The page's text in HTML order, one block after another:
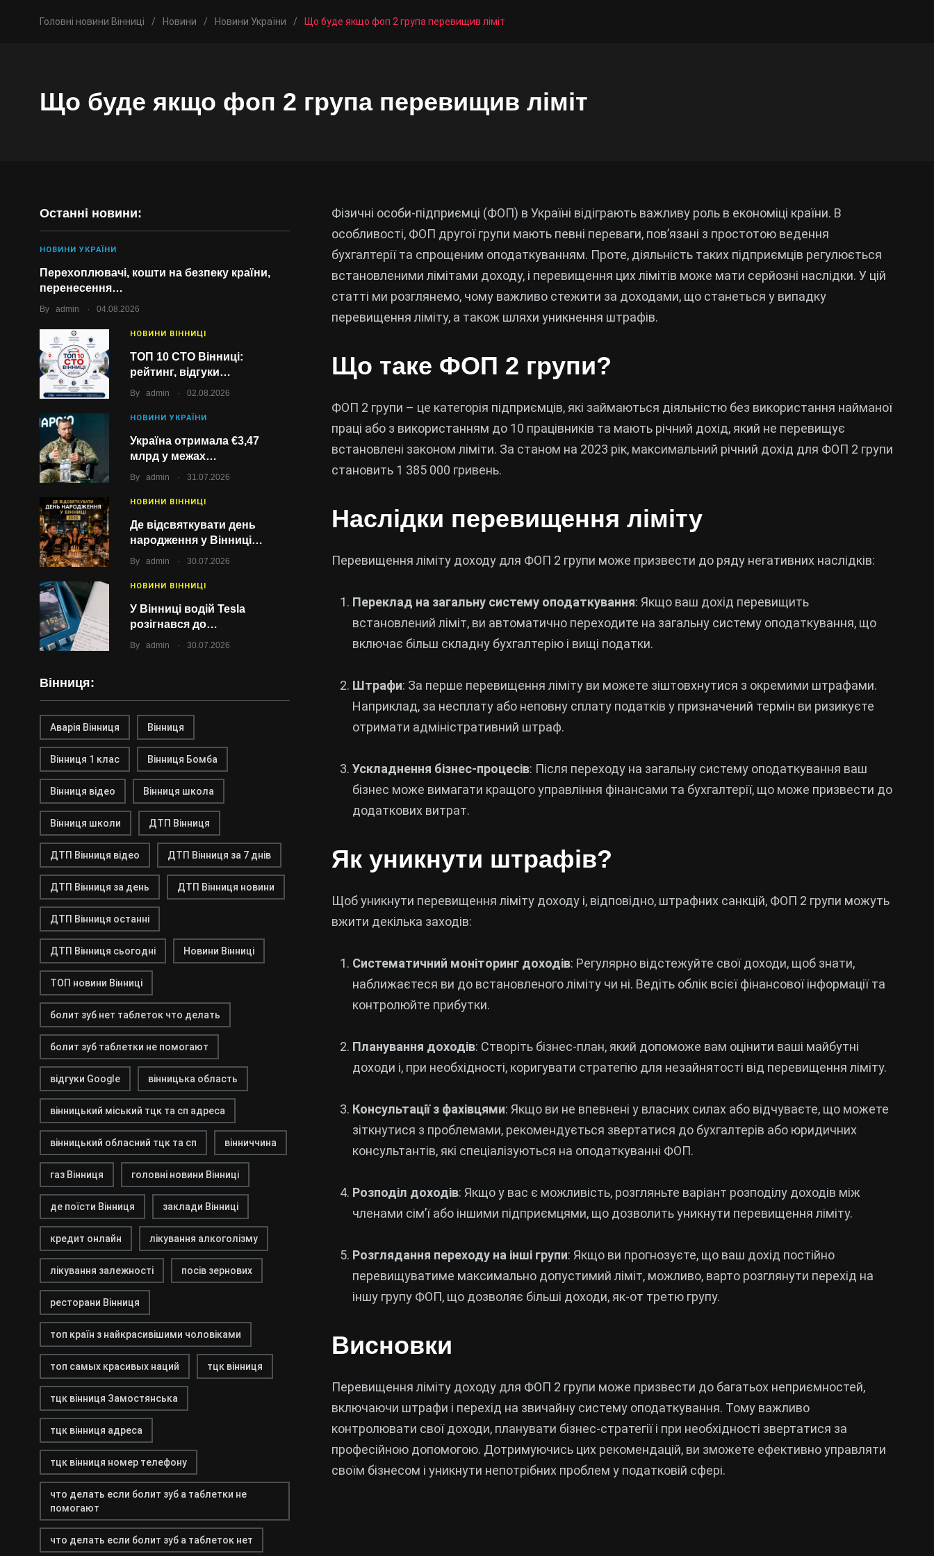
Головні новини Вінниці / Новини / Новини України / Що буде якщо фоп 2 група перевищив ліміт
Що буде якщо фоп 2 група перевищив ліміт
Останні новини:
НОВИНИ УКРАЇНИ
Перехоплювачі, кошти на безпеку країни,
перенесення…
By admin . 04.08.2026
НОВИНИ ВІННИЦІ
ТОП 10 СТО Вінниці:
рейтинг, відгуки…
By admin . 02.08.2026
НОВИНИ УКРАЇНИ
Україна отримала €3,47
млрд у межах…
By admin . 31.07.2026
НОВИНИ ВІННИЦІ
Де відсвяткувати день
народження у Вінниці…
By admin . 30.07.2026
НОВИНИ ВІННИЦІ
У Вінниці водій Tesla
розігнався до…
By admin . 30.07.2026
Вінниця:
Аварія Вінниця Вінниця
Вінниця 1 клас Вінниця Бомба
Вінниця відео Вінниця школа
Вінниця школи ДТП Вінниця
ДТП Вінниця відео ДТП Вінниця за 7 днів
ДТП Вінниця за день ДТП Вінниця новини
ДТП Вінниця останні
ДТП Вінниця сьогодні Новини Вінниці
ТОП новини Вінниці
болит зуб нет таблеток что делать
болит зуб таблетки не помогают
відгуки Google вінницька область
вінницький міський тцк та сп адреса
вінницький обласний тцк та сп вінниччина
газ Вінниця головні новини Вінниці
де поїсти Вінниця заклади Вінниці
кредит онлайн лікування алкоголізму
лікування залежності посів зернових
ресторани Вінниця
топ країн з найкрасивішими чоловіками
топ самых красивых наций тцк вінниця
тцк вінниця Замостянська
тцк вінниця адреса
тцк вінниця номер телефону
что делать если болит зуб а таблетки не
помогают
что делать если болит зуб а таблеток нет
Фізичні особи-підприємці (ФОП) в Україні відіграють важливу роль в економіці країни. В
особливості, ФОП другої групи мають певні переваги, пов’язані з простотою ведення
бухгалтерії та спрощеним оподаткуванням. Проте, діяльність таких підприємців регулюється
встановленими лімітами доходу, і перевищення цих лімітів може мати серйозні наслідки. У цій
статті ми розглянемо, чому важливо стежити за доходами, що станеться у випадку
перевищення ліміту, а також шляхи уникнення штрафів.
Що таке ФОП 2 групи?
ФОП 2 групи – це категорія підприємців, які займаються діяльністю без використання найманої
праці або з використанням до 10 працівників та мають річний дохід, який не перевищує
встановлені законом ліміти. За станом на 2023 рік, максимальний річний дохід для ФОП 2 групи
становить 1 385 000 гривень.
Наслідки перевищення ліміту
Перевищення ліміту доходу для ФОП 2 групи може призвести до ряду негативних наслідків:
Переклад на загальну систему оподаткування: Якщо ваш дохід перевищить
встановлений ліміт, ви автоматично переходите на загальну систему оподаткування, що
включає більш складну бухгалтерію і вищі податки.
Штрафи: За перше перевищення ліміту ви можете зіштовхнутися з окремими штрафами.
Наприклад, за несплату або неповну сплату податків у призначений термін ви ризикуєте
отримати адміністративний штраф.
Ускладнення бізнес-процесів: Після переходу на загальну систему оподаткування ваш
бізнес може вимагати кращого управління фінансами та бухгалтерії, що може призвести до
додаткових витрат.
Як уникнути штрафів?
Щоб уникнути перевищення ліміту доходу і, відповідно, штрафних санкцій, ФОП 2 групи можуть
вжити декілька заходів:
Систематичний моніторинг доходів: Регулярно відстежуйте свої доходи, щоб знати,
наближаєтеся ви до встановленого ліміту чи ні. Ведіть облік всієї фінансової інформації та
контролюйте прибутки.
Планування доходів: Створіть бізнес-план, який допоможе вам оцінити ваші майбутні
доходи і, при необхідності, коригувати стратегію для незайнятості від перевищення ліміту.
Консультації з фахівцями: Якщо ви не впевнені у власних силах або відчуваєте, що можете
зіткнутися з проблемами, рекомендується звертатися до бухгалтерів або юридичних
консультантів, які спеціалізуються на оподаткуванні ФОП.
Розподіл доходів: Якщо у вас є можливість, розгляньте варіант розподілу доходів між
членами сім’ї або іншими підприємцями, що дозволить уникнути перевищення ліміту.
Розглядання переходу на інші групи: Якщо ви прогнозуєте, що ваш дохід постійно
перевищуватиме максимально допустимий ліміт, можливо, варто розглянути перехід на
іншу групу ФОП, що дозволяє більші доходи, як-от третю групу.
Висновки
Перевищення ліміту доходу для ФОП 2 групи може призвести до багатьох неприємностей,
включаючи штрафи і перехід на звичайну систему оподаткування. Тому важливо
контролювати свої доходи, планувати бізнес-стратегії і при необхідності звертатися за
професійною допомогою. Дотримуючись цих рекомендацій, ви зможете ефективно управляти
своїм бізнесом і уникнути непотрібних проблем у податковій сфері.